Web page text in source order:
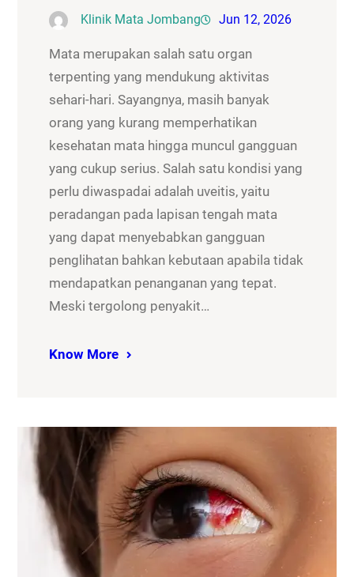
Klinik Mata Jombang Jun 12, 2026
Mata merupakan salah satu organ
terpenting yang mendukung aktivitas
sehari-hari. Sayangnya, masih banyak
orang yang kurang memperhatikan
kesehatan mata hingga muncul gangguan
yang cukup serius. Salah satu kondisi yang
perlu diwaspadai adalah uveitis, yaitu
peradangan pada lapisan tengah mata
yang dapat menyebabkan gangguan
penglihatan bahkan kebutaan apabila tidak
mendapatkan penanganan yang tepat.
Meski tergolong penyakit…
Know More